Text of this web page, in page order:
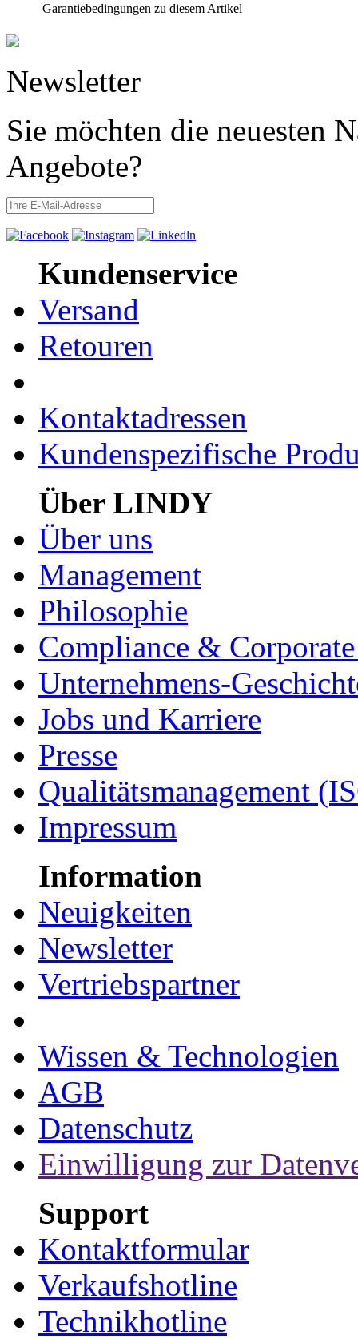
Garantiebedingungen zu diesem Artikel
Newsletter
Sie möchten die neuesten
Angebote?
Kundenservice
Versand
Retouren
Kontaktadressen
Kundenspezifische
Über LINDY
Über uns
Management
Philosophie
Compliance &
Unternehmens-
Jobs und Karriere
Presse
Qualitätsmanagement
Impressum
Information
Neuigkeiten
Newsletter
Vertriebspartner
Wissen & Technologien
AGB
Datenschutz
Einwilligung zur
Support
Kontaktformular
Verkaufshotline
Technikhotline